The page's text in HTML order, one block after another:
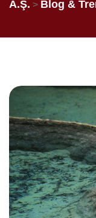
A.Ş. > Blog &